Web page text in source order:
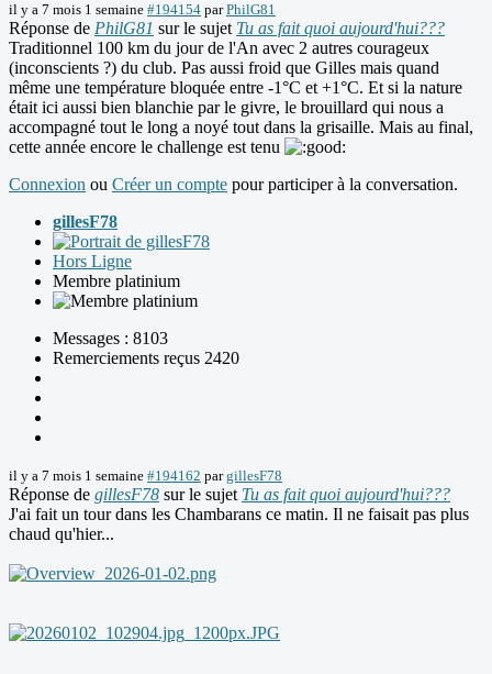
il y a 7 mois 1 semaine #194154 parPhilG81
Réponse de PhilG81 sur le sujet Tu as fait quoi aujourd'hui???
Traditionnel 100 km du jour de l'An avec 2 autres courageux
(inconscients ?) du club. Pas aussi froid que Gilles mais quand
même une température bloquée entre -1°C et +1°C. Et si la nature
était ici aussi bien blanchie par le givre, le brouillard qui nous a
accompagné tout le long a noyé tout dans la grisaille. Mais au final,
cette année encore le challenge est tenu
Connexion ou Créer un compte pour participer à la conversation.
gillesF78
Hors Ligne
Membre platinium
Messages : 8103
Remerciements reçus 2420
il y a 7 mois 1 semaine #194162 pargillesF78
Réponse de gillesF78 sur le sujet Tu as fait quoi aujourd'hui???
J'ai fait un tour dans les Chambarans ce matin. Il ne faisait pas plus
chaud qu'hier...